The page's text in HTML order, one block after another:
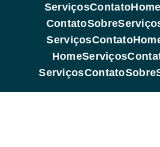
ServiçosContato
ContatoSobre
ServiçosContato
HomeServiços
ServiçosContatoSobre